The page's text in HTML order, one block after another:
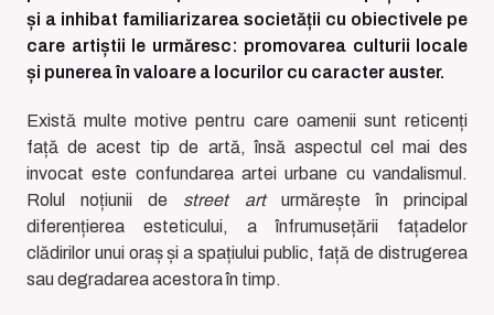
și a inhibat familiarizarea societății cu obiectivele pe
care artiștii le urmăresc: promovarea culturii locale
și punerea în valoare a locurilor cu caracter auster.
Există multe motive pentru care oamenii sunt reticenți
față de acest tip de artă, însă aspectul cel mai des
invocat este confundarea artei urbane cu vandalismul.
Rolul noțiunii de street art urmărește în principal
diferențierea esteticului, a înfrumusețării fațadelor
clădirilor unui oraș și a spațiului public, față de distrugerea
sau degradarea acestora în timp.